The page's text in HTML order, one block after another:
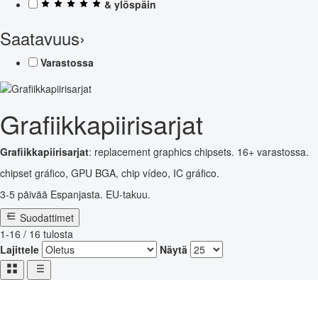
& ylöspäin
Saatavuus›
Varastossa
Grafiikkapiirisarjat
Grafiikkapiirisarjat: replacement graphics chipsets. 16+ varastossa.
chipset gráfico, GPU BGA, chip vídeo, IC gráfico.
3-5 päivää Espanjasta. EU-takuu.
Suodattimet
1-16 / 16 tulosta
Lajittele
Näytä